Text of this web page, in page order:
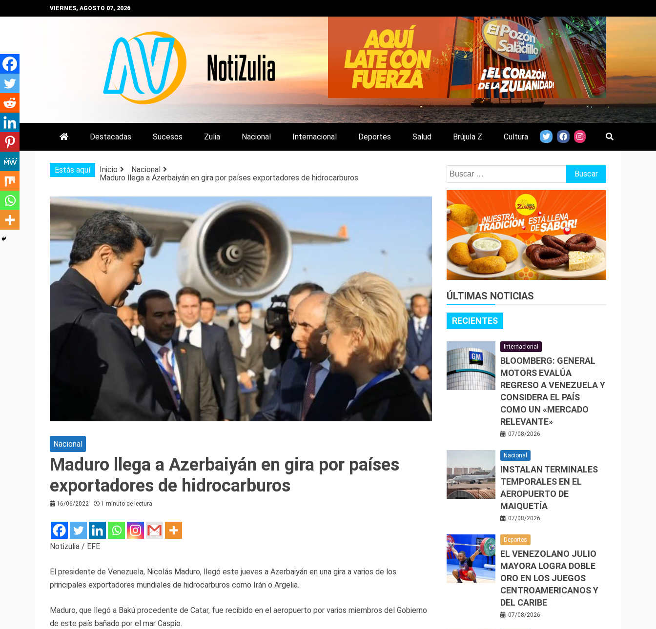
al
VIERNES, AGOSTO 07, 2026
NOTIZULIA
NOTICIAS DEL ZULIA, VENEZUELA Y DE INTERÉS GENERAL.
Destacadas Sucesos Zulia Nacional Internacional Deportes Salud Brújula Z Cultura
Estás aquí Inicio
Nacional
Maduro llega a Azerbaiyán en gira por países exportadores de hidrocarburos
Nacional
Maduro llega a Azerbaiyán en gira por países
exportadores de hidrocarburos
16/06/2022 1 minuto de lectura
Notizulia / EFE
El presidente de Venezuela, Nicolás Maduro, llegó este jueves a Azerbaiyán en una gira a varios de los
principales exportadores mundiales de hidrocarburos como Irán o Argelia.
Maduro, que llegó a Bakú procedente de Catar, fue recibido en el aeropuerto por varios miembros del Gobierno
de este país bañado por el mar Caspio.
Buscar:
ÚLTIMAS NOTICIAS
RECIENTES
Internacional
BLOOMBERG: GENERAL
MOTORS EVALÚA
REGRESO A VENEZUELA Y
CONSIDERA EL PAÍS
COMO UN «MERCADO
RELEVANTE»
07/08/2026
Nacional
INSTALAN TERMINALES
TEMPORALES EN EL
AEROPUERTO DE
MAIQUETÍA
07/08/2026
Deportes
EL VENEZOLANO JULIO
MAYORA LOGRA DOBLE
ORO EN LOS JUEGOS
CENTROAMERICANOS Y
DEL CARIBE
07/08/2026